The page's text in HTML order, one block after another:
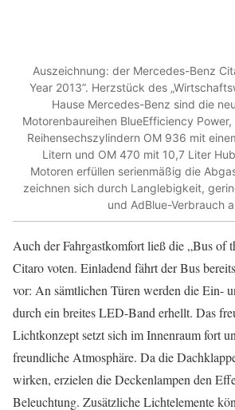
Auszeichnung: der Mercedes-Benz
Year 2013”. Herzstück des
Hause Mercedes-Benz sind die
Motorenbaureihen BlueEfficiency
Reihensechszylindern OM 936 mit
Litern und OM 470 mit 10,7 Liter
Motoren erfüllen serienmäßig die
zeichnen sich durch Langlebigkeit,
und AdBlue-Verbrauch
Auch der Fahrgastkomfort ließ die „Bus of
Citaro voten. Einladend fährt der Bus
vor: An sämtlichen Türen werden die Ein-
durch ein breites LED-Band erhellt. Das
Lichtkonzept setzt sich im Innenraum fort
freundliche Atmosphäre. Da die
wirken, erzielen die Deckenlampen den
Beleuchtung. Zusätzliche Lichtelemente